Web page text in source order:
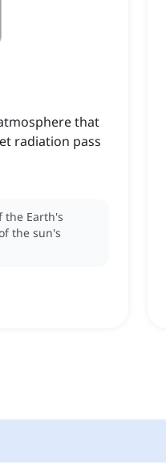
that
radiation pass
the Earth's
the sun's